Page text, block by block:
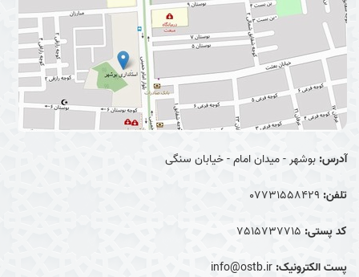
آدرس: بوشهر - میدان امام - خیابان سنگی
تلفن: 07731558429
کد پستی: 7515737715
پست الکترونیک: info@ostb.ir